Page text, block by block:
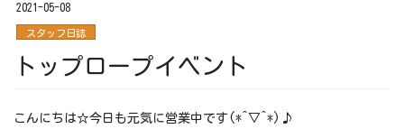
2021-05-08
スタッフ日誌
トップロープイベント
こんにちは☆今日も元気に営業中です(*^▽^*)♪